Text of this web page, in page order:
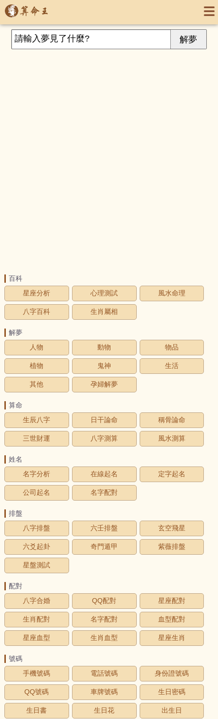
百科
星座分析
心理測試 風水命理
八字百科 生肖屬相
解夢
人物
動物 物品
植物 鬼神 生活
其他 孕婦解夢
算命
生辰八字
日干論命 稱骨論命
三世財運 八字測算 風水測算
姓名
名字分析
在線起名 定字起名
公司起名 名字配對
排盤
八字排盤
六壬排盤 玄空飛星
六爻起卦 奇門遁甲 紫薇排盤
星盤測試
配對
八字合婚
QQ配對 星座配對
生肖配對 名字配對 血型配對
星座血型 生肖血型 星座生肖
號碼
手機號碼
電話號碼 身份證號碼
QQ號碼 車牌號碼 生日密碼
生日書 生日花 出生日